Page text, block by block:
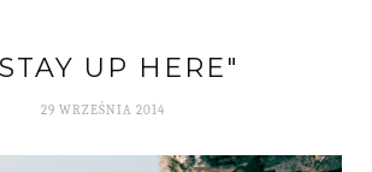
UP HERE"
29 WRZEŚNIA 2014